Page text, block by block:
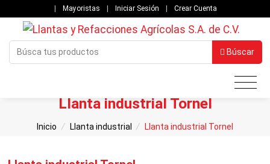
Mayoristas Iniciar Sesión Crear Cuenta
Búscar
Llanta industrial Tornel
Inicio / Llanta industrial / Llanta industrial Tornel